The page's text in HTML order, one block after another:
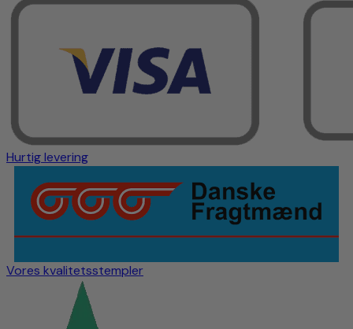
Hurtig levering
Vores kvalitetsstempler